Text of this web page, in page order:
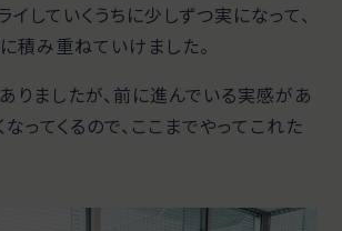
イしていくうちに少しずつ実になって、
積み重ねていけました。
りましたが、前に進んでいる実感があ
ってくるので、ここまでやってこれた